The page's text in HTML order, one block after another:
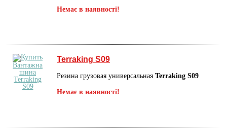
Немає в наявності!
Terraking S09
Резина грузовая универсальная Terraking S09
Немає в наявності!